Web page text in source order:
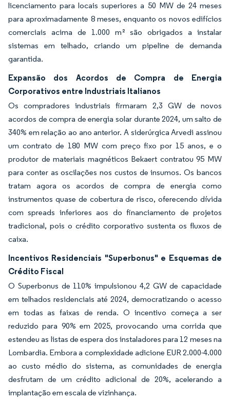
licenciamento para locais superiores a 50 MW de 24 meses
para aproximadamente 8 meses, enquanto os novos edifícios
comerciais acima de 1.000 m² são obrigados a instalar
sistemas em telhado, criando um pipeline de demanda
garantida.
Expansão dos Acordos de Compra de Energia
Corporativos entre Industriais Italianos
Os compradores industriais firmaram 2,3 GW de novos
acordos de compra de energia solar durante 2024, um salto de
340% em relação ao ano anterior. A siderúrgica Arvedi assinou
um contrato de 180 MW com preço fixo por 15 anos, e o
produtor de materiais magnéticos Bekaert contratou 95 MW
para conter as oscilações nos custos de insumos. Os bancos
tratam agora os acordos de compra de energia como
instrumentos quase de cobertura de risco, oferecendo dívida
com spreads inferiores aos do financiamento de projetos
tradicional, pois o crédito corporativo sustenta os fluxos de
caixa.
Incentivos Residenciais "Superbonus" e Esquemas de
Crédito Fiscal
O Superbonus de 110% impulsionou 4,2 GW de capacidade
em telhados residenciais até 2024, democratizando o acesso
em todas as faixas de renda. O incentivo começa a ser
reduzido para 90% em 2025, provocando uma corrida que
estendeu as listas de espera dos instaladores para 12 meses na
Lombardia. Embora a complexidade adicione EUR 2.000-4.000
ao custo médio do sistema, as comunidades de energia
desfrutam de um crédito adicional de 20%, acelerando a
implantação em escala de vizinhança.